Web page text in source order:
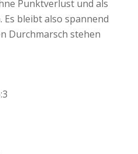
Punktverlust und als
bleibt also spannend
Durchmarsch stehen